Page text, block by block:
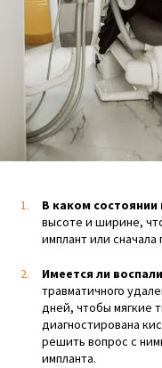
В каком состоянии
высоте и ширине,
имплант или
Имеется ли
травматичного
дней, чтобы мягкие
диагностирована
решить вопрос с
импланта.